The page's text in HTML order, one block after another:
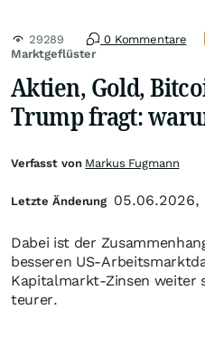
Marktgeflüster
29289 0 Kommentare
Aktien, Gold,
Trump fragt:
Dabei ist der
besseren US-
Kapitalmarkt-Zinsen weiter
teurer.
Verfasst von Markus Fugmann
Letzte Änderung 05.06.2026,